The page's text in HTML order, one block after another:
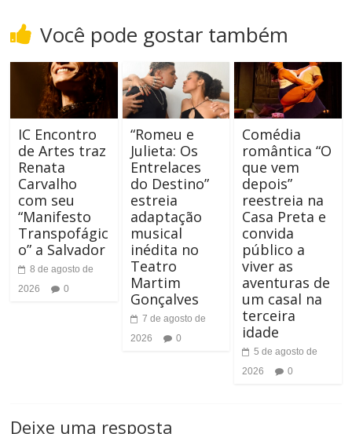
n
m
a
Você pode gostar também
IC Encontro
de Artes traz
Renata
Carvalho
com seu
“Manifesto
Transpofágic
o” a Salvador
8 de agosto de
2026
0
“Romeu e
Julieta: Os
Entrelaces
do Destino”
estreia
adaptação
musical
inédita no
Teatro
Martim
Gonçalves
7 de agosto de
2026
0
Comédia
romântica “O
que vem
depois”
reestreia na
Casa Preta e
convida
público a
viver as
aventuras de
um casal na
terceira
idade
5 de agosto de
2026
0
Deixe uma resposta